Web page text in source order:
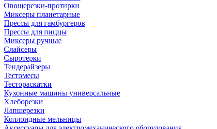
Овощерезки-протирки
Миксеры планетарные
Прессы для гамбургеров
Прессы для пиццы
Миксеры ручные
Слайсеры
Сыротерки
Тендерайзеры
Тестомесы
Тестораскатки
Кухонные машины универсальные
Хлеборезки
Лапшерезки
Коллоидные мельницы